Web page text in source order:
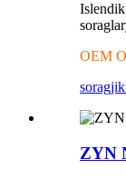
OEM
sorag
ZYN